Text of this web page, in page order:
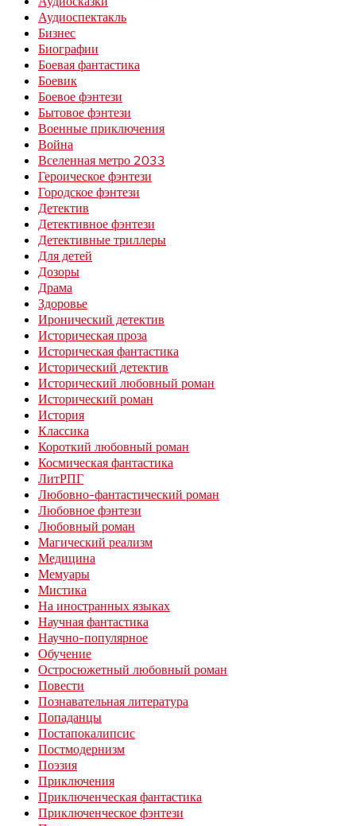
Аудиоспектакль
Бизнес
Биографии
Боевая фантастика
Боевик
Боевое фэнтези
Бытовое фэнтези
Военные приключения
Война
Вселенная метро 2033
Героическое фэнтези
Городское фэнтези
Детектив
Детективное фэнтези
Детективные триллеры
Для детей
Дозоры
Драма
Здоровье
Иронический детектив
Историческая проза
Историческая фантастика
Исторический детектив
Исторический любовный роман
Исторический роман
История
Классика
Короткий любовный роман
Космическая фантастика
ЛитРПГ
Любовно-фантастический роман
Любовное фэнтези
Любовный роман
Магический реализм
Медицина
Мемуары
Мистика
На иностранных языках
Научная фантастика
Научно-популярное
Обучение
Остросюжетный любовный роман
Повести
Познавательная литература
Попаданцы
Постапокалипсис
Постмодернизм
Поэзия
Приключения
Приключенческая фантастика
Приключенческое фэнтези